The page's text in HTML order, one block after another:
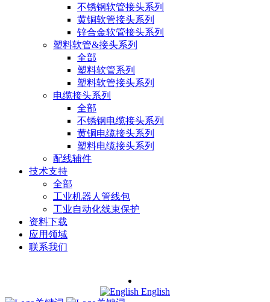
不锈钢软管接头系列
黄铜软管接头系列
锌合金软管接头系列
塑料软管&接头系列
全部
塑料软管系列
塑料软管接头系列
电缆接头系列
全部
不锈钢电缆接头系列
黄铜电缆接头系列
塑料电缆接头系列
配线辅件
技术支持
全部
工业机器人管线包
工业自动化线束保护
资料下载
应用领域
联系我们
English